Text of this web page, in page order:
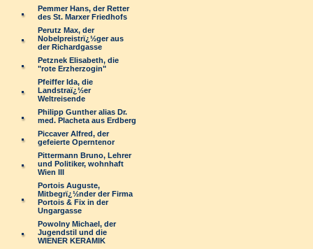
Pemmer Hans, der Retter
des St. Marxer Friedhofs
Perutz Max, der
Nobelpreistrï¿½ger aus
der Richardgasse
Petznek Elisabeth, die
"rote Erzherzogin"
Pfeiffer Ida, die
Landstraï¿½er
Weltreisende
Philipp Gunther alias Dr.
med. Placheta aus Erdberg
Piccaver Alfred, der
gefeierte Operntenor
Pittermann Bruno, Lehrer
und Politiker, wohnhaft
Wien III
Portois Auguste,
Mitbegrï¿½nder der Firma
Portois & Fix in der
Ungargasse
Powolny Michael, der
Jugendstil und die
WIENER KERAMIK